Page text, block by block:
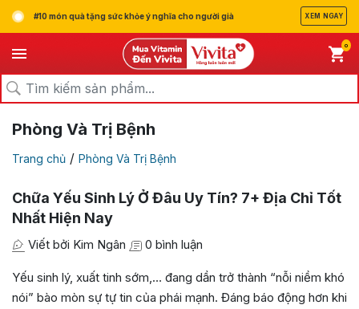
#10 món quà tặng sức khỏe ý nghĩa cho người già XEM NGAY
0
Phòng Và Trị Bệnh
Trang chủ / Phòng Và Trị Bệnh
Chữa Yếu Sinh Lý Ở Đâu Uy Tín? 7+ Địa Chỉ Tốt
Nhất Hiện Nay
Viết bởi Kim Ngân 0 bình luận
Yếu sinh lý, xuất tinh sớm,… đang dần trở thành “nỗi niềm khó
nói” bào mòn sự tự tin của phái mạnh. Đáng báo động hơn khi